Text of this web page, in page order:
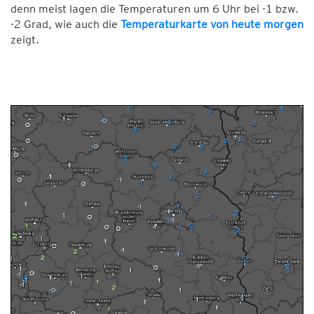
denn meist lagen die Temperaturen um 6 Uhr bei -1 bzw.
-2 Grad, wie auch die Temperaturkarte von heute morgen
zeigt.